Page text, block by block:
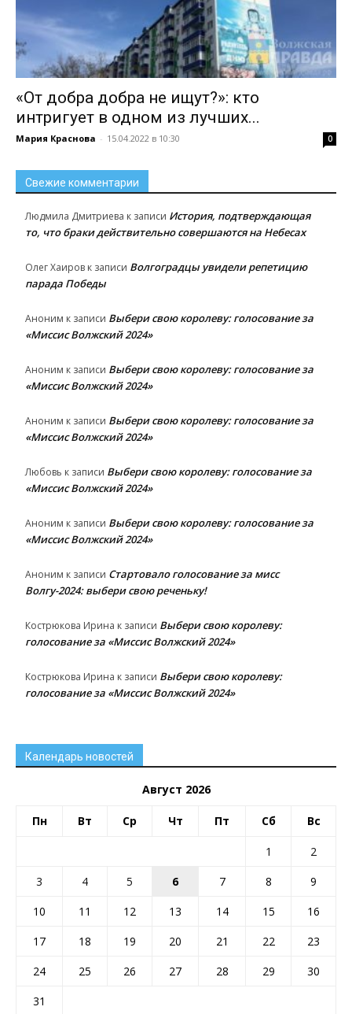
«От добра добра не ищут?»: кто
интригует в одном из лучших...
Мария Краснова - 15.04.2022 в 10:30 0
Свежие комментарии
Людмила Дмитриева к записи История, подтверждающая
то, что браки действительно совершаются на Небесах
Олег Хаиров к записи Волгоградцы увидели репетицию
парада Победы
Аноним к записи Выбери свою королеву: голосование за
«Миссис Волжский 2024»
Аноним к записи Выбери свою королеву: голосование за
«Миссис Волжский 2024»
Аноним к записи Выбери свою королеву: голосование за
«Миссис Волжский 2024»
Любовь к записи Выбери свою королеву: голосование за
«Миссис Волжский 2024»
Аноним к записи Выбери свою королеву: голосование за
«Миссис Волжский 2024»
Аноним к записи Стартовало голосование за мисс
Волгу-2024: выбери свою реченьку!
Кострюкова Ирина к записи Выбери свою королеву:
голосование за «Миссис Волжский 2024»
Кострюкова Ирина к записи Выбери свою королеву:
голосование за «Миссис Волжский 2024»
Календарь новостей
Август 2026
Пн Вт Ср Чт Пт Сб Вс
1
2
3
4 5 6 7 8
9
10
11 12 13 14 15
16
17
18 19 20 21 22
23
24
25 26 27 28 29
30
31